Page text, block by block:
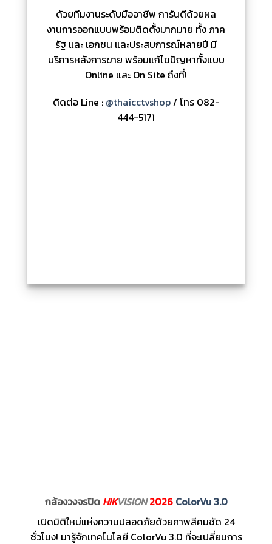
ด้วยทีมงานระดับมืออาชีพ การันตีด้วยผล
งานการออกแบบพร้อมติดตั้งมากมาย ทั้ง ภาค
รัฐ และ เอกชน และประสบการณ์หลายปี มี
บริการหลังการขาย พร้อมแก้ไขปัญหาทั้งแบบ
Online และ On Site ถึงที่!
ติดต่อ Line : @thaicctvshop/ โทร 082-
444-5171
กล้องวงจรปิด HIKVISION 2026 ColorVu 3.0
เปิดมิติใหม่แห่งความปลอดภัยด้วยภาพสีคมชัด 24
ชั่วโมง! มารู้จักเทคโนโลยี ColorVu 3.0 ที่จะเปลี่ยนการ